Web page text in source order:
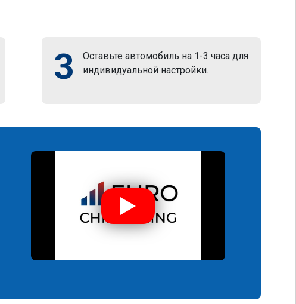
3
Оставьте автомобиль на 1-3 часа для
индивидуальной настройки.